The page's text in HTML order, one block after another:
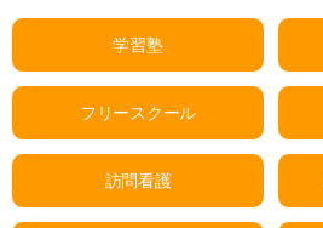
学習塾
フリースクール
訪問看護